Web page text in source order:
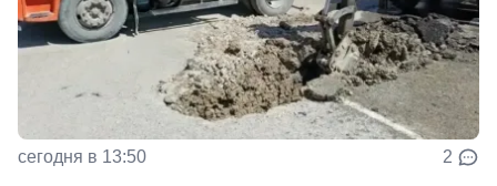
сегодня в 13:50 2